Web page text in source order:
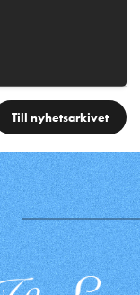
Till nyhetsarkivet